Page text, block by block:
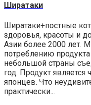
Ширатаки
Ширатаки+постные
здоровья, красоты и
Азии более 2000 лет.
потреблению
небольшой страны
год. Продукт
японцев. Что
практически...